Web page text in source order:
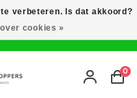
0
verbeteren. Is dat akkoord?
cookies »